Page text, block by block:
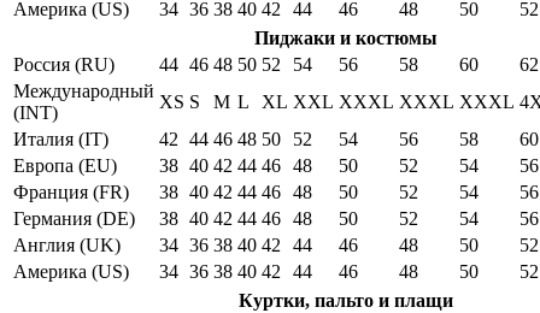
Америка (US)
34 36 38 40 42 44 46 48 50
52
Пиджаки и костюмы
Россия (RU)
44 46 48 50 52 54 56 58 60
62
Международный
(INT)
XS S M L XL XXL XXXL XXXL XXXL
Италия (IT)
42 44 46 48 50 52 54 56 58
60
Европа (EU)
38 40 42 44 46 48 50 52 54
56
Франция (FR)
38 40 42 44 46 48 50 52 54
56
Германия (DE)
38 40 42 44 46 48 50 52 54
56
Англия (UK)
34 36 38 40 42 44 46 48 50
52
Америка (US)
34 36 38 40 42 44 46 48 50
52
Куртки, пальто и плащи